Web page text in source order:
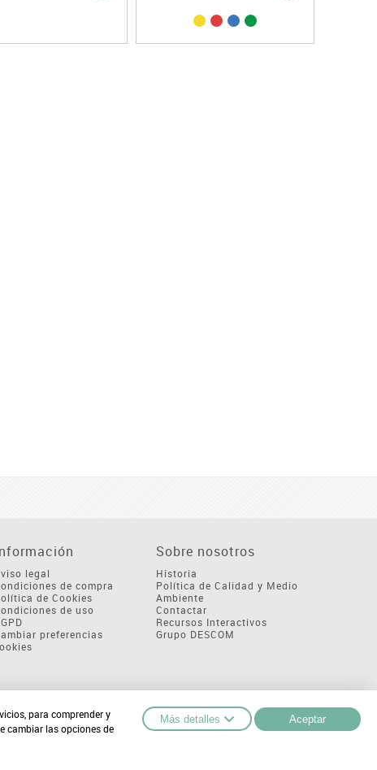
legal
de compra
de Cookies
de uso
preferencias
Sobre nosotros
Historia
Política de Calidad y Medio
Ambiente
Contactar
Recursos Interactivos
Grupo DESCOM
para comprender y
cambiar las opciones de
Más detalles Aceptar